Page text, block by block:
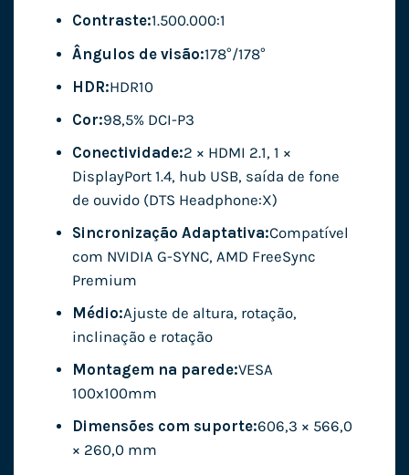
Contraste:1.500.000:1
Ângulos de visão:178°/178°
HDR:HDR10
Cor:98,5% DCI-P3
Conectividade:2 × HDMI 2.1, 1 ×
DisplayPort 1.4, hub USB, saída de fone
de ouvido (DTS Headphone:X)
Sincronização Adaptativa:Compatível
com NVIDIA G-SYNC, AMD FreeSync
Premium
Médio:Ajuste de altura, rotação,
inclinação e rotação
Montagem na parede:VESA
100x100mm
Dimensões com suporte:606,3 × 566,0
× 260,0 mm